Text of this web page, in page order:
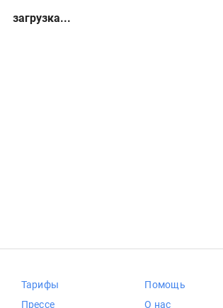
загрузка...
Тарифы
Прессе
Помощь
О нас